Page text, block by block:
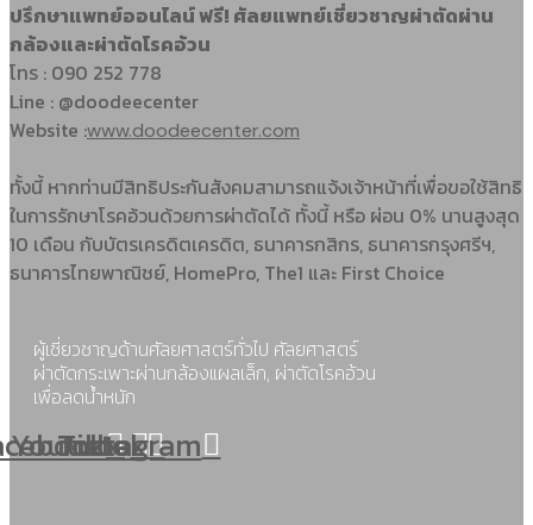
ปรึกษาแพทย์ออนไลน์ ฟรี! ศัลยแพทย์เชี่ยวชาญผ่าตัดผ่าน
กล้องและผ่าตัดโรคอ้วน
โทร : 090 252 778
Line : @doodeecenter
Website :www.doodeecenter.com
ทั้งนี้ หากท่านมีสิทธิประกันสังคมสามารถแจ้งเจ้าหน้าที่เพื่อขอใช้สิทธิ
ในการรักษาโรคอ้วนด้วยการผ่าตัดได้ ทั้งนี้ หรือ ผ่อน 0% นานสูงสุด
10 เดือน กับบัตรเครดิตเครดิต, ธนาคารกสิกร, ธนาคารกรุงศรีฯ,
ธนาคารไทยพาณิชย์, HomePro, The1 และ First Choice
ผู้เชี่ยวชาญด้านศัลยศาสตร์ทั่วไป ศัลยศาสตร์
ผ่าตัดกระเพาะผ่านกล้องแผลเล็ก, ผ่าตัดโรคอ้วน
เพื่อลดน้ำหนัก
Youtube
Tiktok
Instagram